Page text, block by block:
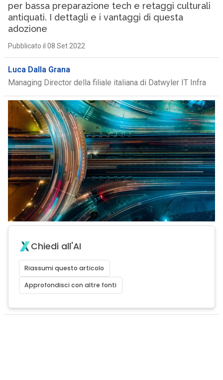
per bassa preparazione tech e retaggi culturali
antiquati. I dettagli e i vantaggi di questa
adozione
Pubblicato il 08 Set 2022
Luca Dalla Grana
Managing Director della filiale italiana di Datwyler IT Infra
Chiedi all'AI
Riassumi questo articolo
Approfondisci con altre fonti